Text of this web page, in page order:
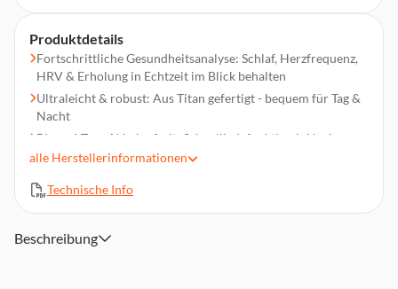
Produktdetails
Fortschrittliche Gesundheitsanalyse: Schlaf, Herzfrequenz,
HRV & Erholung in Echtzeit im Blick behalten
Ultraleicht & robust: Aus Titan gefertigt - bequem für Tag &
Nacht
Bis zu 6 Tage Akkulaufzeit: Schnellladefunktion inklusive -
ideal für den Alltag
Kalorien & Workouts analysieren
Erholungsscore & Schlafindex: Verstehen Sie Ihre
Regeneration & Schlafqualität im Detail
alle Herstellerinformationen
Technische Info
Beschreibung